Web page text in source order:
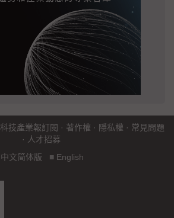
科技產業報訂閱 · 著作權 · 隱私權 · 常見問題
· 人才招募
中文简体版 ■ English